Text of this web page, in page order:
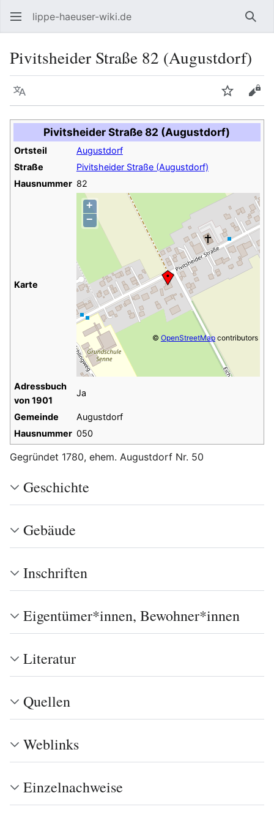
lippe-haeuser-wiki.de
Pivitsheider Straße 82 (Augustdorf)
Sprache
Pivitsheider Straße 82 (Augustdorf)
Ortsteil
Augustdorf
Straße
Pivitsheider Straße (Augustdorf)
Hausnummer 82
Karte
+
−
© OpenStreetMapcontributors
Adressbuch
von 1901
Ja
Gemeinde
Augustdorf
Hausnummer 050
Gegründet 1780, ehem. Augustdorf Nr. 50
Geschichte
Gebäude
Inschriften
Eigentümer*innen, Bewohner*innen
Literatur
Quellen
Weblinks
Einzelnachweise